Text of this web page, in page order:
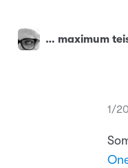
… maximum
1/